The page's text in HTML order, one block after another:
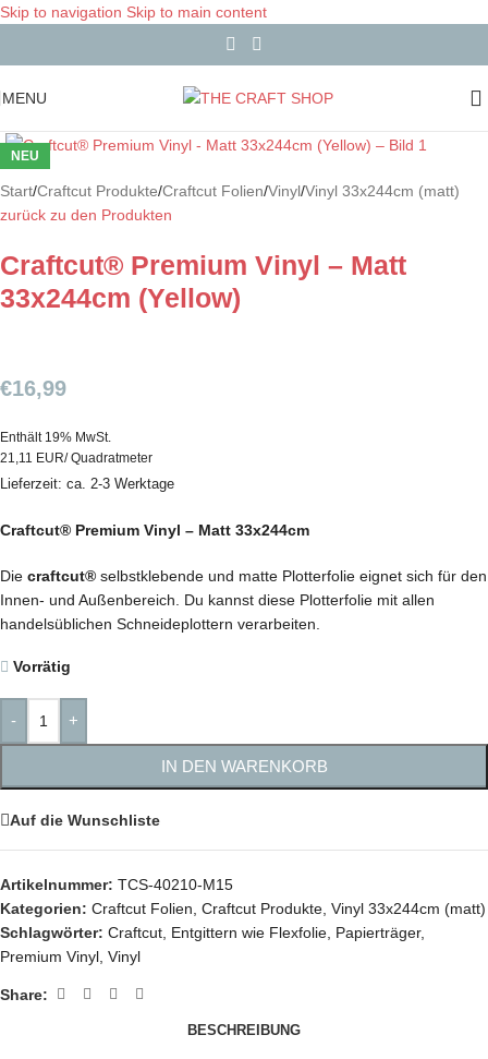
Skip to navigation Skip to main content
MENU
NEU
Start/Craftcut Produkte/Craftcut Folien/Vinyl/Vinyl 33x244cm (matt)
zurück zu den Produkten
Craftcut® Premium Vinyl – Matt
33x244cm (Yellow)
€16,99
Enthält 19% MwSt.
21,11 EUR/ Quadratmeter
Lieferzeit: ca. 2-3 Werktage
Craftcut® Premium Vinyl – Matt 33x244cm
Die craftcut® selbstklebende und matte Plotterfolie eignet sich für den
Innen- und Außenbereich. Du kannst diese Plotterfolie mit allen
handelsüblichen Schneideplottern verarbeiten.
Vorrätig
- +
IN DEN WARENKORB
Auf die Wunschliste
Artikelnummer: TCS-40210-M15
Kategorien: Craftcut Folien, Craftcut Produkte, Vinyl 33x244cm (matt)
Schlagwörter: Craftcut, Entgittern wie Flexfolie, Papierträger,
Premium Vinyl, Vinyl
Share:
BESCHREIBUNG